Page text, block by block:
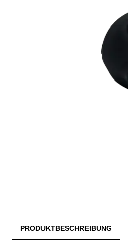
PRODUKTBESCHREIBUNG